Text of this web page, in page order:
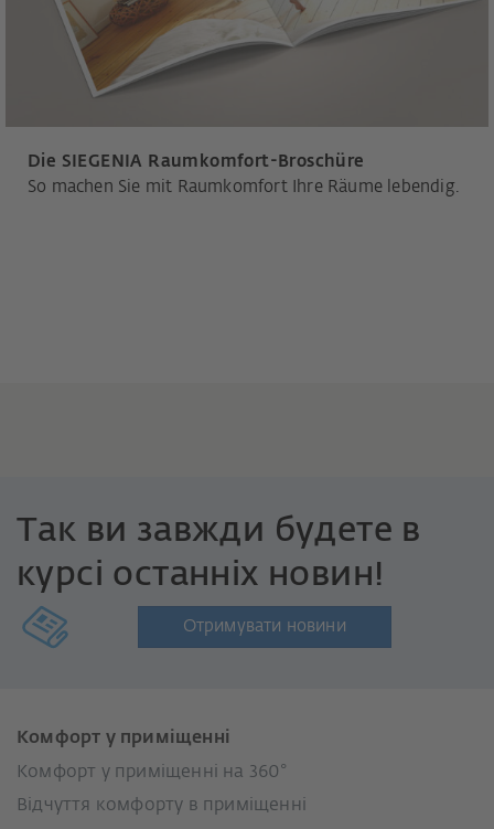
Die SIEGENIA Raumkomfort-Broschüre
So machen Sie mit Raumkomfort Ihre Räume lebendig.
Так ви завжди будете в
курсі останніх новин!
Отримувати новини
Комфорт у приміщенні
Комфорт у приміщенні на 360°
Відчуття комфорту в приміщенні